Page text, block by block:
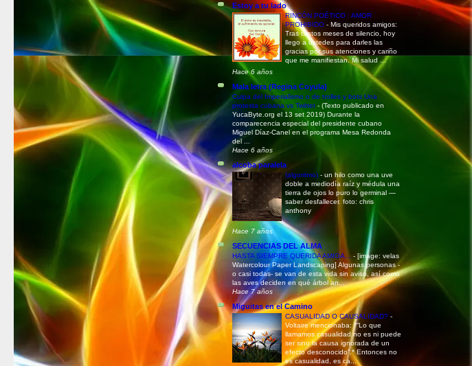
Estoy a tu lado
RINCÓN POÉTICO : AMOR
PROHIBIDO - Mis queridos amigos:
Tras tantos meses de silencio, hoy
llego a ustedes para darles las
gracias por sus atenciones y cariño
que me manifiestan. Mi salud ...
Hace 6 años
Mala letra (Regina Coyula)
Culpa del Imperialismo o de trolles y bots Una
protesta cubana vs Twitter- (Texto publicado en
YucaByte.org el 13 set 2019) Durante la
comparecencia especial del presidente cubano
Miguel Díaz-Canel en el programa Mesa Redonda
del ...
Hace 6 años
alcoba paralela
(algoritmo) - un hilo como una uve
doble a mediodía raíz y médula una
tierra de ojos lo puro lo germinal —
saber desfallecer. foto: chris
anthony
Hace 7 años
SECUENCIAS DEL ALMA
HASTA SIEMPRE QUERIDA AMIGA... - [image: velas
Watercolour Paper Landscaping] Algunas personas -
o casi todas- se van de esta vida sin aviso, así como
las aves deciden en qué árbol an...
Hace 7 años
Miguitas en el Camino
CASUALIDAD O CAUSALIDAD? -
Voltaire mencionaba: *“Lo que
llamamos casualidad no es ni puede
ser sino la causa ignorada de un
efecto desconocido”.* Entonces no
es casualidad, es ca...